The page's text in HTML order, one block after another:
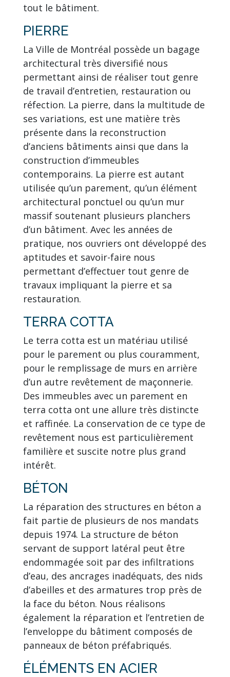
tout le bâtiment.
PIERRE
La Ville de Montréal possède un bagage
architectural très diversifié nous
permettant ainsi de réaliser tout genre
de travail d’entretien, restauration ou
réfection. La pierre, dans la multitude de
ses variations, est une matière très
présente dans la reconstruction
d’anciens bâtiments ainsi que dans la
construction d’immeubles
contemporains. La pierre est autant
utilisée qu’un parement, qu’un élément
architectural ponctuel ou qu’un mur
massif soutenant plusieurs planchers
d’un bâtiment. Avec les années de
pratique, nos ouvriers ont développé des
aptitudes et savoir-faire nous
permettant d’effectuer tout genre de
travaux impliquant la pierre et sa
restauration.
TERRA COTTA
Le terra cotta est un matériau utilisé
pour le parement ou plus couramment,
pour le remplissage de murs en arrière
d’un autre revêtement de maçonnerie.
Des immeubles avec un parement en
terra cotta ont une allure très distincte
et raffinée. La conservation de ce type de
revêtement nous est particulièrement
familière et suscite notre plus grand
intérêt.
BÉTON
La réparation des structures en béton a
fait partie de plusieurs de nos mandats
depuis 1974. La structure de béton
servant de support latéral peut être
endommagée soit par des infiltrations
d’eau, des ancrages inadéquats, des nids
d’abeilles et des armatures trop près de
la face du béton. Nous réalisons
également la réparation et l’entretien de
l’enveloppe du bâtiment composés de
panneaux de béton préfabriqués.
ÉLÉMENTS EN ACIER